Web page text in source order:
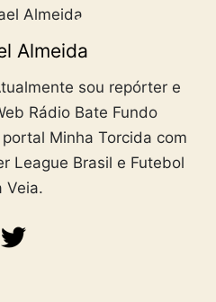
Almeida
sou repórter e
Rádio Bate Fundo
Minha Torcida com
League Brasil e Futebol
Veia.